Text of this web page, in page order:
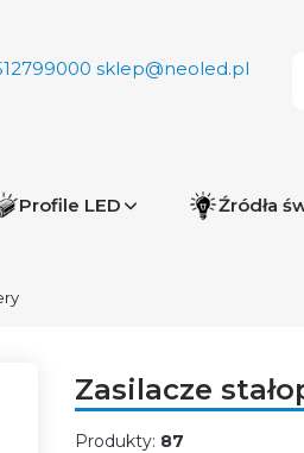
sklep@neoled.pl
Profile LED Źródła
Zasilacze
Produkty: 87